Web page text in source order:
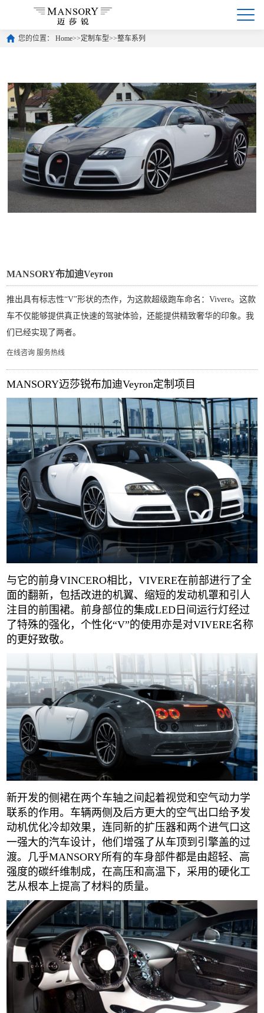
您的位置： Home>>定制车型>>整车系列
MANSORY布加迪Veyron
推出具有标志性“V”形状的杰作，为这款超级跑车命名：Vivere。这款
车不仅能够提供真正快速的驾驶体验，还能提供精致奢华的印象。我
们已经实现了两者。
在线咨询 服务热线
MANSORY迈莎锐布加迪Veyron定制项目
与它的前身VINCERO相比，VIVERE在前部进行了全
面的翻新，包括改进的机翼、缩短的发动机罩和引人
注目的前围裙。前身部位的集成LED日间运行灯经过
了特殊的强化，个性化“V”的使用亦是对VIVERE名称
的更好致敬。
新开发的侧裙在两个车轴之间起着视觉和空气动力学
联系的作用。车辆两侧及后方更大的空气出口给予发
动机优化冷却效果，连同新的扩压器和两个进气口这
一强大的汽车设计，他们增强了从车顶到引擎盖的过
渡。几乎MANSORY所有的车身部件都是由超轻、高
强度的碳纤维制成，在高压和高温下，采用的硬化工
艺从根本上提高了材料的质量。